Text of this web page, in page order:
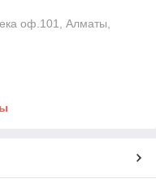
оф.101, Алматы,